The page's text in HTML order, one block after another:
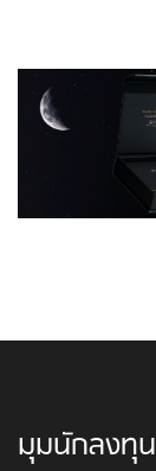
มุมนักลงทุน